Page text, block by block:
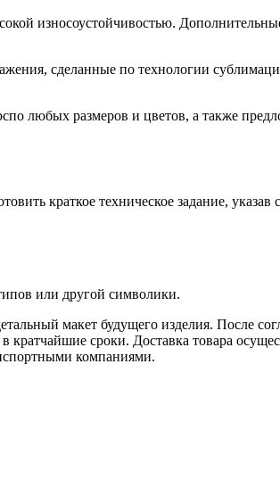
износоустойчивостью.
сделанные по технологии
любых размеров и цветов, а также
краткое техническое задание,
или другой символики.
макет будущего изделия. После
сроки. Доставка товара
компаниями.